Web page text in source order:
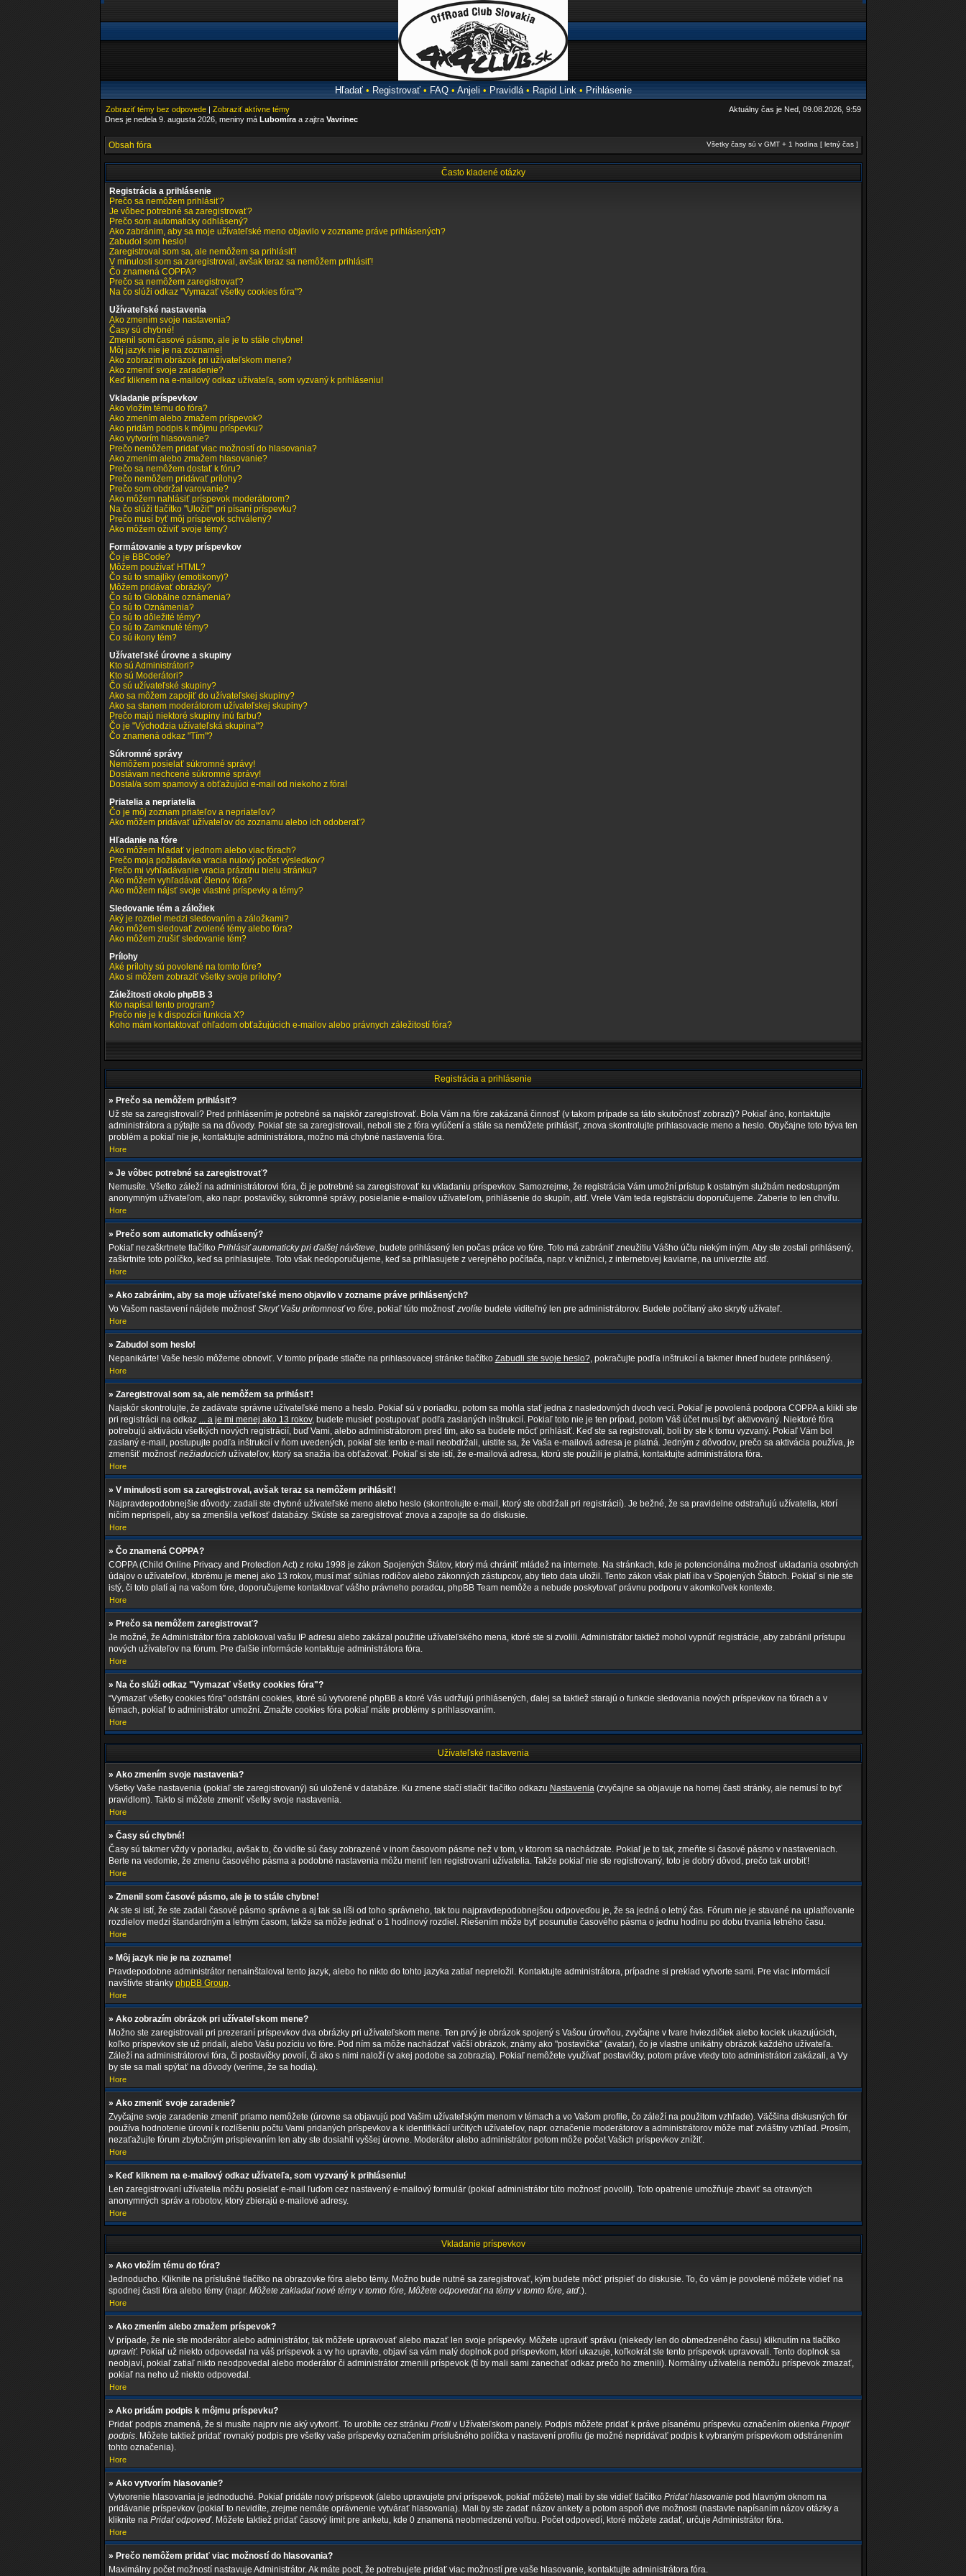
Hľadať• Registrovať• FAQ• Anjeli • Pravidlá• Rapid Link • Prihlásenie
Zobraziť témy bez odpovede| Zobraziť aktívne témy
Aktuálny čas je Ned, 09.08.2026, 9:59
Dnes je nedela 9. augusta 2026, meniny má Lubomíraa zajtra Vavrinec
Obsah fóra Všetky časy sú v GMT + 1 hodina [ letný čas ]
Často kladené otázky
Registrácia a prihlásenie
Prečo sa nemôžem prihlásiť?
Je vôbec potrebné sa zaregistrovať?
Prečo som automaticky odhlásený?
Ako zabránim, aby sa moje užívateľské meno objavilo v zozname práve prihlásených?
Zabudol som heslo!
Zaregistroval som sa, ale nemôžem sa prihlásiť!
V minulosti som sa zaregistroval, avšak teraz sa nemôžem prihlásiť!
Čo znamená COPPA?
Prečo sa nemôžem zaregistrovať?
Na čo slúži odkaz "Vymazať všetky cookies fóra"?
Užívateľské nastavenia
Ako zmením svoje nastavenia?
Časy sú chybné!
Zmenil som časové pásmo, ale je to stále chybne!
Môj jazyk nie je na zozname!
Ako zobrazím obrázok pri užívateľskom mene?
Ako zmeniť svoje zaradenie?
Keď kliknem na e-mailový odkaz užívateľa, som vyzvaný k prihláseniu!
Vkladanie príspevkov
Ako vložím tému do fóra?
Ako zmením alebo zmažem príspevok?
Ako pridám podpis k môjmu príspevku?
Ako vytvorím hlasovanie?
Prečo nemôžem pridať viac možností do hlasovania?
Ako zmením alebo zmažem hlasovanie?
Prečo sa nemôžem dostať k fóru?
Prečo nemôžem pridávať prílohy?
Prečo som obdržal varovanie?
Ako môžem nahlásiť príspevok moderátorom?
Na čo slúži tlačítko "Uložiť" pri písaní príspevku?
Prečo musí byť môj príspevok schválený?
Ako môžem oživiť svoje témy?
Formátovanie a typy príspevkov
Čo je BBCode?
Môžem používať HTML?
Čo sú to smajlíky (emotikony)?
Môžem pridávať obrázky?
Čo sú to Globálne oznámenia?
Čo sú to Oznámenia?
Čo sú to dôležité témy?
Čo sú to Zamknuté témy?
Čo sú ikony tém?
Užívateľské úrovne a skupiny
Kto sú Administrátori?
Kto sú Moderátori?
Čo sú užívateľské skupiny?
Ako sa môžem zapojiť do užívateľskej skupiny?
Ako sa stanem moderátorom užívateľskej skupiny?
Prečo majú niektoré skupiny inú farbu?
Čo je "Východzia užívateľská skupina"?
Čo znamená odkaz "Tím"?
Súkromné správy
Nemôžem posielať súkromné správy!
Dostávam nechcené súkromné správy!
Dostal/a som spamový a obťažujúci e-mail od niekoho z fóra!
Priatelia a nepriatelia
Čo je môj zoznam priateľov a nepriateľov?
Ako môžem pridávať užívateľov do zoznamu alebo ich odoberať?
Hľadanie na fóre
Ako môžem hľadať v jednom alebo viac fórach?
Prečo moja požiadavka vracia nulový počet výsledkov?
Prečo mi vyhľadávanie vracia prázdnu bielu stránku?
Ako môžem vyhľadávať členov fóra?
Ako môžem nájsť svoje vlastné príspevky a témy?
Sledovanie tém a záložiek
Aký je rozdiel medzi sledovaním a záložkami?
Ako môžem sledovať zvolené témy alebo fóra?
Ako môžem zrušiť sledovanie tém?
Prílohy
Aké prílohy sú povolené na tomto fóre?
Ako si môžem zobraziť všetky svoje prílohy?
Záležitosti okolo phpBB 3
Kto napísal tento program?
Prečo nie je k dispozícii funkcia X?
Koho mám kontaktovať ohľadom obťažujúcich e-mailov alebo právnych záležitostí fóra?
Registrácia a prihlásenie
» Prečo sa nemôžem prihlásiť?
Už ste sa zaregistrovali? Pred prihlásením je potrebné sa najskôr zaregistrovať. Bola Vám na fóre zakázaná činnosť (v takom prípade sa táto skutočnosť zobrazí)? Pokiaľ áno, kontaktujte
administrátora a pýtajte sa na dôvody. Pokiaľ ste sa zaregistrovali, neboli ste z fóra vylúčení a stále sa nemôžete prihlásiť, znova skontrolujte prihlasovacie meno a heslo. Obyčajne toto býva ten
problém a pokiaľ nie je, kontaktujte administrátora, možno má chybné nastavenia fóra.
Hore
» Je vôbec potrebné sa zaregistrovať?
Nemusíte. Všetko záleží na administrátorovi fóra, či je potrebné sa zaregistrovať ku vkladaniu príspevkov. Samozrejme, že registrácia Vám umožní prístup k ostatným službám nedostupným
anonymným užívateľom, ako napr. postavičky, súkromné správy, posielanie e-mailov užívateľom, prihlásenie do skupín, atď. Vrele Vám teda registráciu doporučujeme. Zaberie to len chvíľu.
Hore
» Prečo som automaticky odhlásený?
Pokiaľ nezaškrtnete tlačítko Prihlásiť automaticky pri ďalšej návšteve, budete prihlásený len počas práce vo fóre. Toto má zabrániť zneužitiu Vášho účtu niekým iným. Aby ste zostali prihlásený,
zaškrtnite toto políčko, keď sa prihlasujete. Toto však nedoporučujeme, keď sa prihlasujete z verejného počítača, napr. v knižnici, z internetovej kaviarne, na univerzite atď.
Hore
» Ako zabránim, aby sa moje užívateľské meno objavilo v zozname práve prihlásených?
Vo Vašom nastavení nájdete možnosť Skryť Vašu prítomnosť vo fóre, pokiaľ túto možnosť zvolítebudete viditeľný len pre administrátorov. Budete počítaný ako skrytý užívateľ.
Hore
» Zabudol som heslo!
Nepanikárte! Vaše heslo môžeme obnoviť. V tomto prípade stlačte na prihlasovacej stránke tlačítko Zabudli ste svoje heslo?, pokračujte podľa inštrukcií a takmer ihneď budete prihlásený.
Hore
» Zaregistroval som sa, ale nemôžem sa prihlásiť!
Najskôr skontrolujte, že zadávate správne užívateľské meno a heslo. Pokiaľ sú v poriadku, potom sa mohla stať jedna z nasledovných dvoch vecí. Pokiaľ je povolená podpora COPPA a klikli ste
pri registrácii na odkaz ... a je mi menej ako 13 rokov, budete musieť postupovať podľa zaslaných inštrukcií. Pokiaľ toto nie je ten prípad, potom Váš účet musí byť aktivovaný. Niektoré fóra
potrebujú aktiváciu všetkých nových registrácií, buď Vami, alebo administrátorom pred tim, ako sa budete môcť prihlásiť. Keď ste sa registrovali, boli by ste k tomu vyzvaný. Pokiaľ Vám bol
zaslaný e-mail, postupujte podľa inštrukcií v ňom uvedených, pokiaľ ste tento e-mail neobdržali, uistite sa, že Vaša e-mailová adresa je platná. Jedným z dôvodov, prečo sa aktivácia používa, je
zmenšiť možnosť nežiaducich užívateľov, ktorý sa snažia iba obťažovať. Pokiaľ si ste istí, že e-mailová adresa, ktorú ste použili je platná, kontaktujte administrátora fóra.
Hore
» V minulosti som sa zaregistroval, avšak teraz sa nemôžem prihlásiť!
Najpravdepodobnejšie dôvody: zadali ste chybné užívateľské meno alebo heslo (skontrolujte e-mail, ktorý ste obdržali pri registrácií). Je bežné, že sa pravidelne odstraňujú užívatelia, ktorí
ničím neprispeli, aby sa zmenšila veľkosť databázy. Skúste sa zaregistrovať znova a zapojte sa do diskusie.
Hore
» Čo znamená COPPA?
COPPA (Child Online Privacy and Protection Act) z roku 1998 je zákon Spojených Štátov, ktorý má chrániť mládež na internete. Na stránkach, kde je potencionálna možnosť ukladania osobných
údajov o užívateľovi, ktorému je menej ako 13 rokov, musí mať súhlas rodičov alebo zákonných zástupcov, aby tieto data uložil. Tento zákon však platí iba v Spojených Štátoch. Pokiaľ si nie ste
istý, či toto platí aj na vašom fóre, doporučujeme kontaktovať vášho právneho poradcu, phpBB Team nemôže a nebude poskytovať právnu podporu v akomkoľvek kontexte.
Hore
» Prečo sa nemôžem zaregistrovať?
Je možné, že Administrátor fóra zablokoval vašu IP adresu alebo zakázal použitie užívateľského mena, ktoré ste si zvolili. Administrátor taktiež mohol vypnúť registrácie, aby zabránil prístupu
nových užívateľov na fórum. Pre ďalšie informácie kontaktuje administrátora fóra.
Hore
» Na čo slúži odkaz "Vymazať všetky cookies fóra"?
“Vymazať všetky cookies fóra” odstráni cookies, ktoré sú vytvorené phpBB a ktoré Vás udržujú prihlásených, ďalej sa taktiež starajú o funkcie sledovania nových príspevkov na fórach a v
témach, pokiaľ to administrátor umožní. Zmažte cookies fóra pokiaľ máte problémy s prihlasovaním.
Hore
Užívateľské nastavenia
» Ako zmením svoje nastavenia?
Všetky Vaše nastavenia (pokiaľ ste zaregistrovaný) sú uložené v databáze. Ku zmene stačí stlačiť tlačítko odkazu Nastavenia(zvyčajne sa objavuje na hornej časti stránky, ale nemusí to byť
pravidlom). Takto si môžete zmeniť všetky svoje nastavenia.
Hore
» Časy sú chybné!
Časy sú takmer vždy v poriadku, avšak to, čo vidíte sú časy zobrazené v inom časovom pásme než v tom, v ktorom sa nachádzate. Pokiaľ je to tak, zmeňte si časové pásmo v nastaveniach.
Berte na vedomie, že zmenu časového pásma a podobné nastavenia môžu meniť len registrovaní užívatelia. Takže pokiaľ nie ste registrovaný, toto je dobrý dôvod, prečo tak urobiť!
Hore
» Zmenil som časové pásmo, ale je to stále chybne!
Ak ste si istí, že ste zadali časové pásmo správne a aj tak sa líši od toho správneho, tak tou najpravdepodobnejšou odpoveďou je, že sa jedná o letný čas. Fórum nie je stavané na uplatňovanie
rozdielov medzi štandardným a letným časom, takže sa môže jednať o 1 hodinový rozdiel. Riešením môže byť posunutie časového pásma o jednu hodinu po dobu trvania letného času.
Hore
» Môj jazyk nie je na zozname!
Pravdepodobne administrátor nenainštaloval tento jazyk, alebo ho nikto do tohto jazyka zatiaľ nepreložil. Kontaktujte administrátora, prípadne si preklad vytvorte sami. Pre viac informácií
navštívte stránky phpBB Group.
Hore
» Ako zobrazím obrázok pri užívateľskom mene?
Možno ste zaregistrovali pri prezeraní príspevkov dva obrázky pri užívateľskom mene. Ten prvý je obrázok spojený s Vašou úrovňou, zvyčajne v tvare hviezdičiek alebo kociek ukazujúcich,
koľko príspevkov ste už pridali, alebo Vašu pozíciu vo fóre. Pod ním sa môže nachádzať väčší obrázok, známy ako "postavička" (avatar), čo je vlastne unikátny obrázok každého užívateľa.
Záleží na administrátorovi fóra, či postavičky povolí, či ako s nimi naloží (v akej podobe sa zobrazia). Pokiaľ nemôžete využívať postavičky, potom práve vtedy toto administrátori zakázali, a Vy
by ste sa mali spýtať na dôvody (veríme, že sa hodia).
Hore
» Ako zmeniť svoje zaradenie?
Zvyčajne svoje zaradenie zmeniť priamo nemôžete (úrovne sa objavujú pod Vašim užívateľským menom v témach a vo Vašom profile, čo záleží na použitom vzhľade). Väčšina diskusných fór
používa hodnotenie úrovní k rozlíšeniu počtu Vami pridaných príspevkov a k identifikácií určitých užívateľov, napr. označenie moderátorov a administrátorov môže mať zvláštny vzhľad. Prosím,
nezaťažujte fórum zbytočným prispievaním len aby ste dosiahli vyššej úrovne. Moderátor alebo administrátor potom môže počet Vašich príspevkov znížiť.
Hore
» Keď kliknem na e-mailový odkaz užívateľa, som vyzvaný k prihláseniu!
Len zaregistrovaní užívatelia môžu posielať e-mail ľuďom cez nastavený e-mailový formulár (pokiaľ administrátor túto možnosť povolil). Toto opatrenie umožňuje zbaviť sa otravných
anonymných správ a robotov, ktorý zbierajú e-mailové adresy.
Hore
Vkladanie príspevkov
» Ako vložím tému do fóra?
Jednoducho. Kliknite na príslušné tlačítko na obrazovke fóra alebo témy. Možno bude nutné sa zaregistrovať, kým budete môcť prispieť do diskusie. To, čo vám je povolené môžete vidieť na
spodnej časti fóra alebo témy (napr. Môžete zakladať nové témy v tomto fóre, Môžete odpovedať na témy v tomto fóre, atď.).
Hore
» Ako zmením alebo zmažem príspevok?
V prípade, že nie ste moderátor alebo administrátor, tak môžete upravovať alebo mazať len svoje príspevky. Môžete upraviť správu (niekedy len do obmedzeného času) kliknutím na tlačítko
upraviť. Pokiaľ už niekto odpovedal na váš príspevok a vy ho upravíte, objaví sa vám malý doplnok pod príspevkom, ktorí ukazuje, koľkokrát ste tento príspevok upravovali. Tento doplnok sa
neobjaví, pokiaľ zatiaľ nikto neodpovedal alebo moderátor či administrátor zmenili príspevok (tí by mali sami zanechať odkaz prečo ho zmenili). Normálny užívatelia nemôžu príspevok zmazať,
pokiaľ na neho už niekto odpovedal.
Hore
» Ako pridám podpis k môjmu príspevku?
Pridať podpis znamená, že si musíte najprv nie aký vytvoriť. To urobíte cez stránku Profilv Užívateľskom panely. Podpis môžete pridať k práve písanému príspevku označením okienka Pripojiť
podpis. Môžete taktiež pridať rovnaký podpis pre všetky vaše príspevky označením príslušného políčka v nastavení profilu (je možné nepridávať podpis k vybraným príspevkom odstránením
tohto označenia).
Hore
» Ako vytvorím hlasovanie?
Vytvorenie hlasovania je jednoduché. Pokiaľ pridáte nový príspevok (alebo upravujete prví príspevok, pokiaľ môžete) mali by ste vidieť tlačítko Pridať hlasovaniepod hlavným oknom na
pridávanie príspevkov (pokiaľ to nevidíte, zrejme nemáte oprávnenie vytvárať hlasovania). Mali by ste zadať názov ankety a potom aspoň dve možnosti (nastavte napísaním názov otázky a
kliknite na Pridať odpoveď. Môžete taktiež pridať časový limit pre anketu, kde 0 znamená neobmedzenú voľbu. Počet odpovedí, ktoré môžete zadať, určuje Administrátor fóra.
Hore
» Prečo nemôžem pridať viac možností do hlasovania?
Maximálny počet možností nastavuje Administrátor. Ak máte pocit, že potrebujete pridať viac možností pre vaše hlasovanie, kontaktujte administrátora fóra.